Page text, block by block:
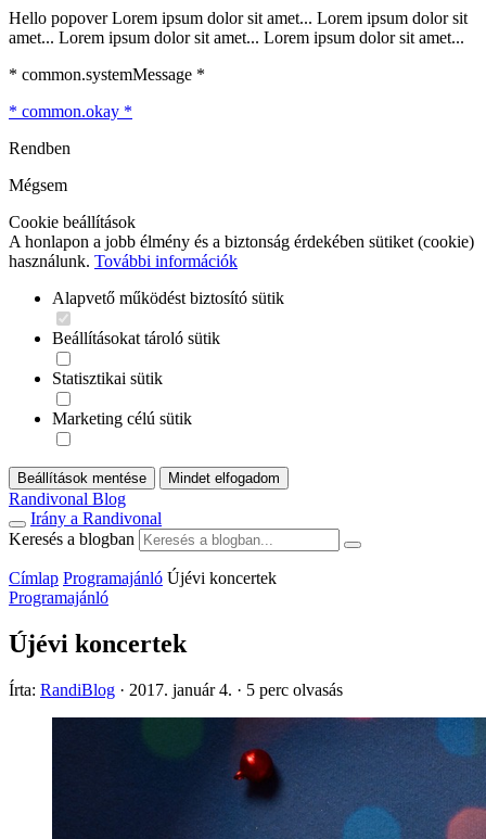
Hello popover Lorem ipsum dolor sit amet... Lorem ipsum dolor sit
amet... Lorem ipsum dolor sit amet... Lorem ipsum dolor sit amet...
* common.systemMessage *
* common.okay *
Rendben
Mégsem
Cookie beállítások
A honlapon a jobb élmény és a biztonság érdekében sütiket (cookie)
használunk. További információk
Alapvető működést biztosító sütik
Beállításokat tároló sütik
Statisztikai sütik
Marketing célú sütik
Beállítások mentése Mindet elfogadom
Randivonal Blog
Irány a Randivonal
Keresés a blogban
Címlap Programajánló Újévi koncertek
Programajánló
Újévi koncertek
Írta: RandiBlog · 2017. január 4. · 5 perc olvasás